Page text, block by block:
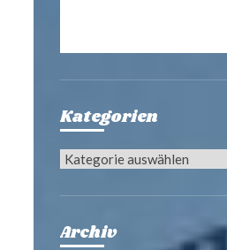
Kategorien
Kategorien
Archiv